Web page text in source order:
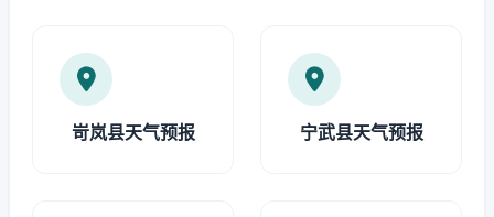
岢岚县天气预报 宁武县天气预报